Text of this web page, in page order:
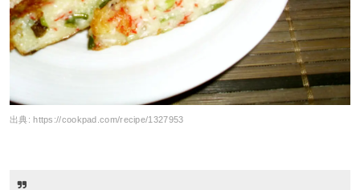
出典:https://cookpad.com/recipe/1327953